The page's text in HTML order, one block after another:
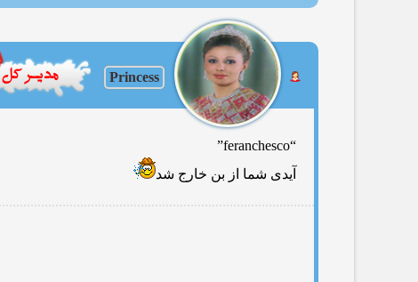
Princess
“feranchesco”
آیدی شما از بن خارج شد